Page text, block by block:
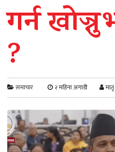
गर्न
?
समाचार २ महिना अगाडी